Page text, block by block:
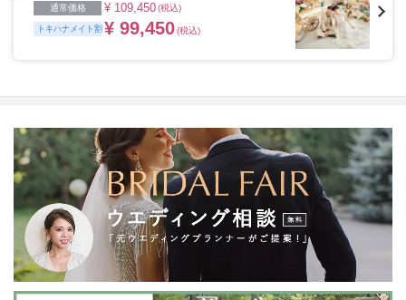
通常価格 ¥ 109,450(税込)
トキハナメイト割 ¥ 99,450(税込)